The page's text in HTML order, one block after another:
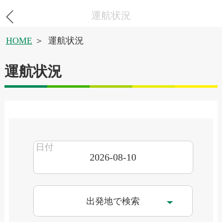
HOME 運航状況
運航状況
運航状況
出発地で検索